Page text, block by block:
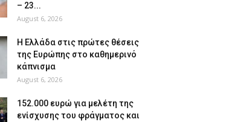
– 23...
August 6, 2026
Η Ελλάδα στις πρώτες θέσεις
της Ευρώπης στο καθημερινό
κάπνισμα
August 6, 2026
152.000 ευρώ για μελέτη της
ενίσχυσης του φράγματος και